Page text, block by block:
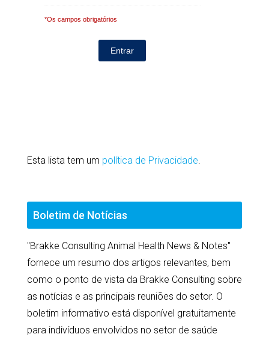
*Os campos obrigatórios
Esta lista tem um política de Privacidade.
Boletim de Notícias
"Brakke Consulting Animal Health News & Notes"
fornece um resumo dos artigos relevantes, bem
como o ponto de vista da Brakke Consulting sobre
as notícias e as principais reuniões do setor. O
boletim informativo está disponível gratuitamente
para indivíduos envolvidos no setor de saúde